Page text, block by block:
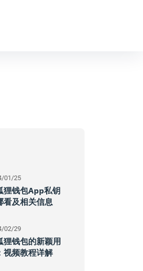
01/25
狸钱包app私钥
看及相关信息
02/29
狸钱包的新颖用
视频教程详解